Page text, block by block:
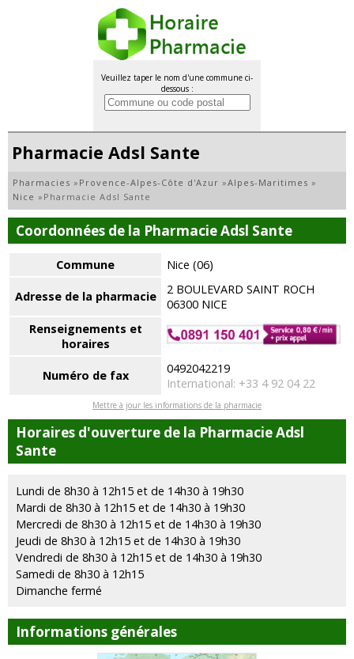
Veuillez taper le nom d'une commune ci-
dessous :
Pharmacie Adsl Sante
Pharmacies » Provence-Alpes-Côte d'Azur »Alpes-Maritimes »
Nice » Pharmacie Adsl Sante
Coordonnées de la Pharmacie Adsl Sante
Commune Nice (06)
Adresse de la pharmacie
2 BOULEVARD SAINT ROCH
06300 NICE
Renseignements et
horaires
Numéro de fax
0492042219
International: +33 4 92 04 22
Mettre à jour les informations de la pharmacie
Horaires d'ouverture de la Pharmacie Adsl
Sante
Lundi de 8h30 à 12h15 et de 14h30 à 19h30
Mardi de 8h30 à 12h15 et de 14h30 à 19h30
Mercredi de 8h30 à 12h15 et de 14h30 à 19h30
Jeudi de 8h30 à 12h15 et de 14h30 à 19h30
Vendredi de 8h30 à 12h15 et de 14h30 à 19h30
Samedi de 8h30 à 12h15
Dimanche fermé
Informations générales